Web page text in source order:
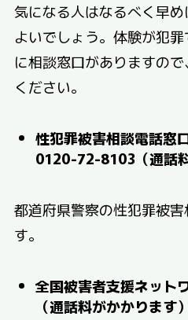
気になる人はなるべく早
よいでしょう。体験が犯
に相談窓口がありますの
ください。
性犯罪被害相談電話
0120-72-8103（通話
都道府県警察の性犯罪被
す。
全国被害者支援ネッ
（通話料がかかります）